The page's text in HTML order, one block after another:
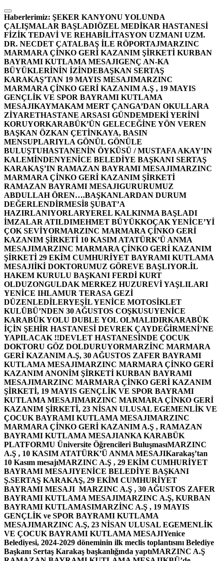
İçeriğe
atla
Haberlerimiz: ŞEKER KANYONU YOLUNDA
ÇALIŞMALAR BAŞLADIÖZEL MEDİKAR HASTANESİ
FİZİK TEDAVİ VE REHABİLİTASYON UZMANI UZM.
DR. NECDET ÇATALBAŞ İLE RÖPORTAJMARZINC
MARMARA ÇİNKO GERİ KAZANIM ŞİRKETİ KURBAN
BAYRAMI KUTLAMA MESAJIGENÇ AN-KA
BÜYÜKLERİNİN İZİNDEBAŞKAN SERTAŞ
KARAKAŞ’TAN 19 MAYIS MESAJIMARZINC
MARMARA ÇİNKO GERİ KAZANIM A.Ş , 19 MAYIS
GENÇLİK VE SPOR BAYRAMI KUTLAMA
MESAJIKAYMAKAM MERT ÇANGA’DAN OKULLARA
ZİYARETHASTANE ARSASI GÜNDEMDEKİ YERİNİ
KORUYORKARABÜK’ÜN GELECEĞİNE YÖN VEREN
BAŞKAN ÖZKAN ÇETİNKAYA, BASIN
MENSUPLARIYLA GÖNÜL GÖNÜLE
BULUŞTUHASTANENİN ÖYKÜSÜ / MUSTAFA AKAY’IN
KALEMİNDENYENİCE BELEDİYE BAŞKANI SERTAŞ
KARAKAŞ’IN RAMAZAN BAYRAMI MESAJIMARZINC
MARMARA ÇİNKO GERİ KAZANIM ŞİRKETİ
RAMAZAN BAYRAMI MESAJIGURURUMUZ
ABDULLAH ÖREN….BAŞKANLARDAN DURUM
DEĞERLENDİRMESİ8 ŞUBAT’A
HAZIRLANIYORLARYEREL KALKINMA BAŞLADI
İMZALAR ATILDIMEHMET BÜYÜKKOÇAK YENİCE’Yİ
ÇOK SEVİYORMARZINC MARMARA ÇİNKO GERİ
KAZANIM ŞİRKETİ 10 KASIM ATATÜRK’Ü ANMA
MESAJIMARZINC MARMARA ÇİNKO GERİ KAZANIM
ŞİRKETİ 29 EKİM CUMHURİYET BAYRAMI KUTLAMA
MESAJIİKİ DOKTORUMUZ GÖREVE BAŞLIYOR.İL
HAKEM KURULU BAŞKANI FERDİ KURT
OLDUZONGULDAK MERKEZ HUZUREVİ YAŞLILARI
YENİCE IHLAMUR TERASA GEZİ
DÜZENLEDİLERYEŞİL YENİCE MOTOSİKLET
KULÜBÜ’NDEN 30 AĞUSTOS COŞKUSUYENİCE
KARABÜK YOLU DUBLE YOL OLMALIDIRKARABÜK
İÇİN ŞEHİR HASTANESİ DEVREK ÇAYDEĞİRMENİ’NE
YAPILACAK !!DEVLET HASTANESİNDE ÇOCUK
DOKTORU GÖZ DOLDURUYORMARZİNC MARMARA
GERİ KAZANIM A.Ş, 30 AĞUSTOS ZAFER BAYRAMI
KUTLAMA MESAJIMARZINC MARMARA ÇİNKO GERİ
KAZANIM ANONİM ŞİRKETİ KURBAN BAYRAMI
MESAJIMARZINC MARMARA ÇİNKO GERİ KAZANIM
ŞİRKETİ, 19 MAYIS GENÇLİK VE SPOR BAYRAMI
KUTLAMA MESAJIMARZINC MARMARA ÇİNKO GERİ
KAZANIM ŞİRKETİ, 23 NİSAN ULUSAL EGEMENLİK VE
ÇOCUK BAYRAMI KUTLAMA MESAJIMARZINC
MARMARA ÇİNKO GERİ KAZANIM A.Ş , RAMAZAN
BAYRAMI KUTLAMA MESAJIANKA KARABÜK
PLATFORMU Üniversite Öğrencileri BuluşmasıMARZINC
A.Ş , 10 KASIM ATATÜRK’Ü ANMA MESAJIKarakaş’tan
10 Kasım mesajıMARZINC A.Ş , 29 EKİM CUMHURİYET
BAYRAMI MESAJIYENİCE BELEDİYE BAŞKANI
Ş.SERTAŞ KARAKAŞ, 29 EKİM CUMHURİYET
BAYRAMI MESAJI MARZINC A.Ş , 30 AĞUSTOS ZAFER
BAYRAMI KUTLAMA MESAJIMARZINC A.Ş, KURBAN
BAYRAMI KUTLAMASIMARZİNC A.Ş , 19 MAYIS
GENÇLİK ve SPOR BAYRAMI KUTLAMA
MESAJIMARZINC A.Ş, 23 NİSAN ULUSAL EGEMENLİK
VE ÇOCUK BAYRAMI KUTLAMA MESAJIYenice
Belediyesi, 2024-2029 döneminin ilk meclis toplantısını Belediye
Başkanı Sertaş Karakaş başkanlığında yaptıMARZINC A.Ş